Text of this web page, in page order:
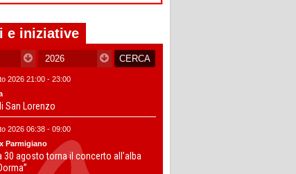
e iniziative
2026 21:00 - 23:00
San Lorenzo
2026 06:38 - 09:00
Parmigiano
30 agosto torna il concerto all’alba